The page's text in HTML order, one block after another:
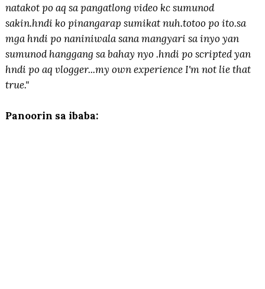
natakot po aq sa pangatlong video kc sumunod
sakin.hndi ko pinangarap sumikat nuh.totoo po ito.sa
mga hndi po naniniwala sana mangyari sa inyo yan
sumunod hanggang sa bahay nyo .hndi po scripted yan
hndi po aq vlogger...my own experience I'm not lie that
true."
Panoorin sa ibaba: